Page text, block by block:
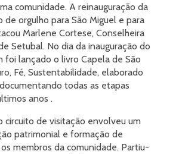
comunidade. A reinauguração da
de orgulho para São Miguel e para
Marlene Cortese, Conselheira
Setubal. No dia da inauguração do
foi lançado o livro Capela de São
Fé, Sustentabilidade, elaborado
todas as etapas
anos .
circuito de visitação envolveu um
patrimonial e formação de
membros da comunidade. Partiu-